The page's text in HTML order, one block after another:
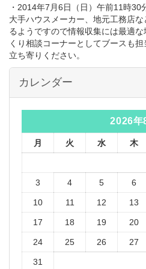
・2014年7月6日（日）午前11時30
大手ハウスメーカー、地元工務店
るようですので情報収集には最適
くり相談コーナーとしてブースも
立ち寄りください。
カレンダー
2026年
月 火 水 木
3 4 5 6
10 11 12 13
17 18 19 20
24 25 26 27
31